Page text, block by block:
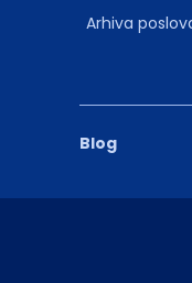
Blog
Arhiva